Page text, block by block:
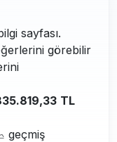
sayfası.
görebilir
TL
geçmiş